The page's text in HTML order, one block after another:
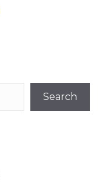
Search